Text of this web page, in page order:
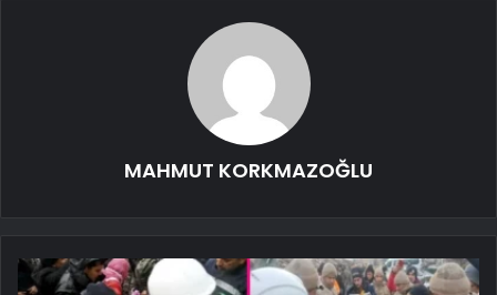
MAHMUT KORKMAZOĞLU